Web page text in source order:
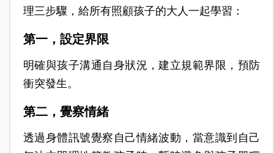
理三步驟，給所有照顧孩子的大人一起學習：
第一，設定界限
明確與孩子溝通自身狀況，建立規範界限，預防
衝突發生。
第二，覺察情緒
透過身體訊號覺察自己情緒波動，當意識到自己